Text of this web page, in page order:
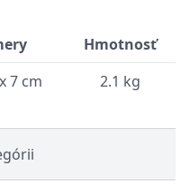
Hmotnosť
7 cm 2.1 kg